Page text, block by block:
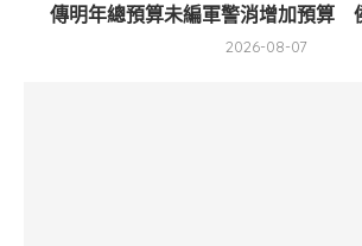
傳明年總預算未編軍警消增加預算
2026-08-07